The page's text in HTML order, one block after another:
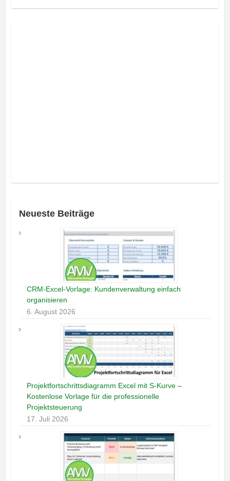
Neueste Beiträge
CRM-Excel-Vorlage: Kundenverwaltung einfach
organisieren
6. August 2026
Projektfortschrittsdiagramm Excel mit S-Kurve –
Kostenlose Vorlage für die professionelle
Projektsteuerung
17. Juli 2026